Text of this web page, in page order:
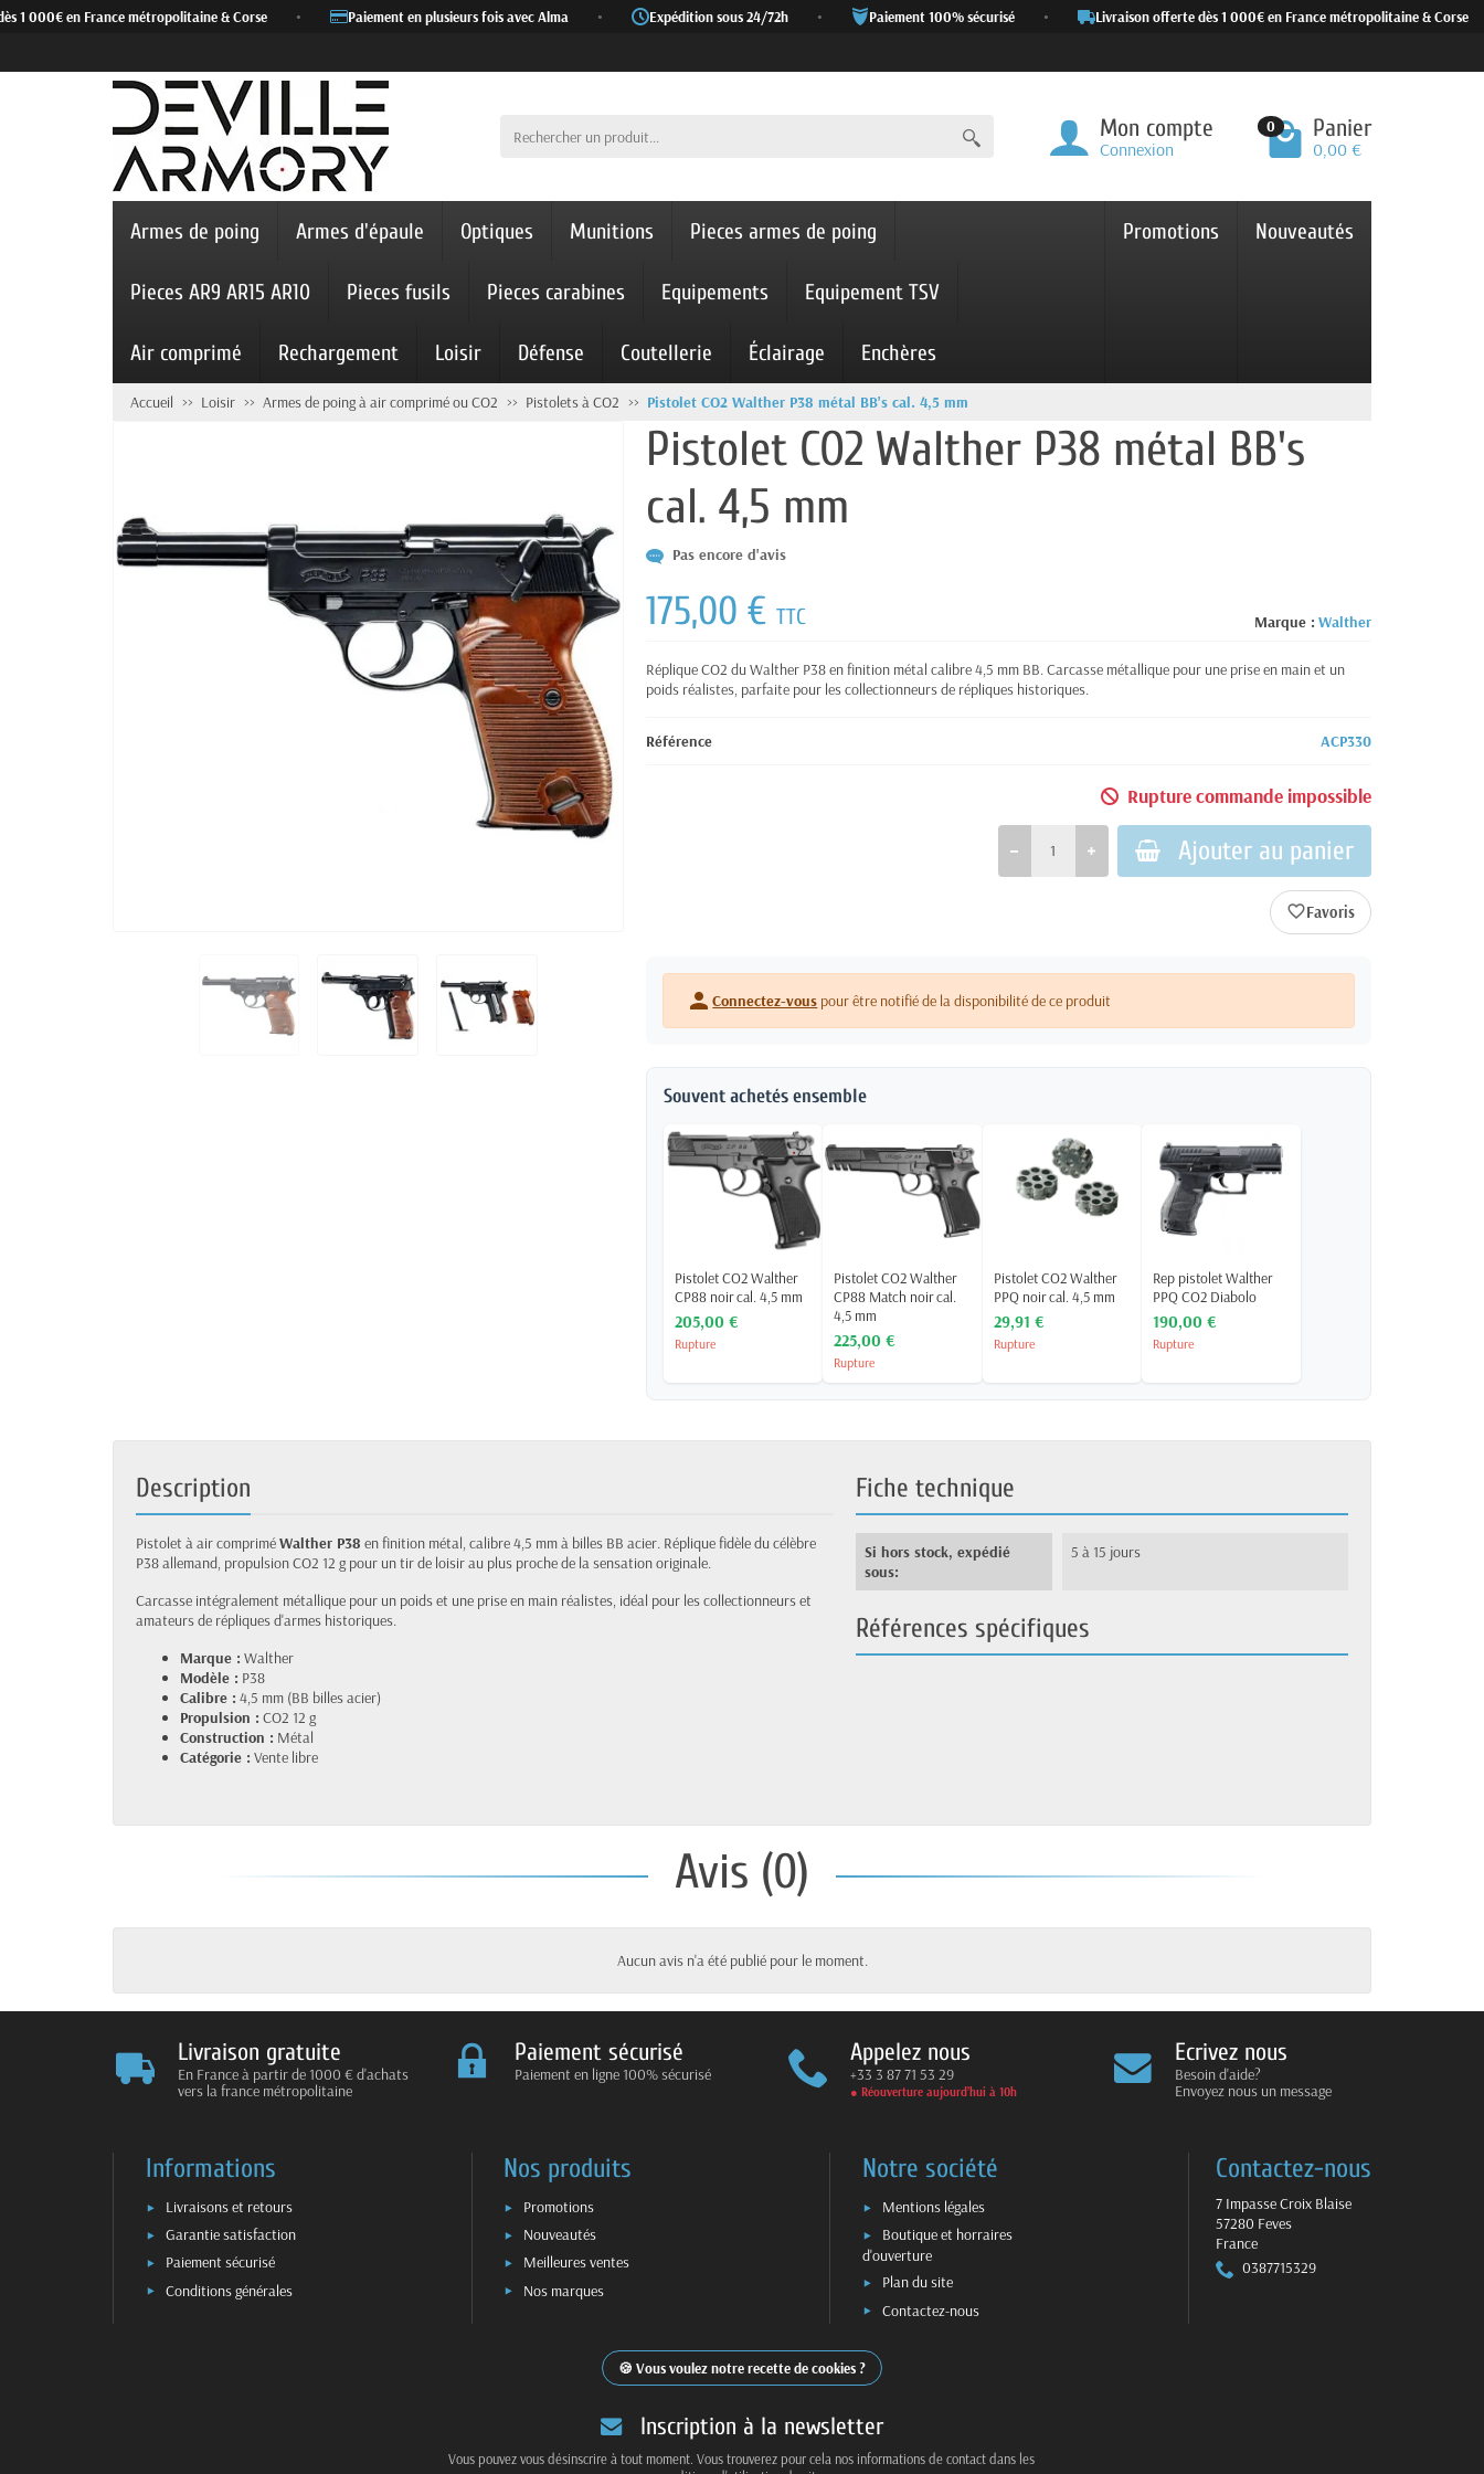
000€ en France métropolitaine & Corse Paiement en plusieurs fois avec Alma Expédition sous 24/72h Paiement 100% sécurisé Livraison offerte dès 1 000€ en France métropolitaine & Corse
Mon compte
Connexion
0 Panier
0,00 €
Armes de poing Armes d'épaule Optiques Munitions Pieces armes de poing
Pieces AR9 AR15 AR10 Pieces fusils Pieces carabines Equipements Equipement TSV
Air comprimé Rechargement Loisir Défense Coutellerie Éclairage Enchères
Promotions Nouveautés
Accueil Loisir Armes de poing à air comprimé ou CO2 Pistolets à CO2 Pistolet CO2 Walther P38 métal BB's cal. 4,5 mm
Pistolet CO2 Walther P38 métal BB's
cal. 4,5 mm
Pas encore d'avis
Marque : Walther
175,00 €TTC
Réplique CO2 du Walther P38 en finition métal calibre 4,5 mm BB. Carcasse métallique pour une prise en main et un
poids réalistes, parfaite pour les collectionneurs de répliques historiques.
Référence ACP330
Rupture commande impossible
Ajouter au panier
favorite_border
personConnectez-vous pour être notifié de la disponibilité de ce produit
Souvent achetés ensemble
Pistolet CO2 Walther
CP88 noir cal. 4,5 mm
205,00 €
Rupture
Pistolet CO2 Walther
CP88 Match noir cal.
4,5 mm
225,00 €
Rupture
Pistolet CO2 Walther
PPQ noir cal. 4,5 mm
29,91 €
Rupture
Rep pistolet Walther
PPQ CO2 Diabolo
190,00 €
Rupture
Description
Pistolet à air compriméWalther P38 en finition métal, calibre 4,5 mm à billes BB acier. Réplique fidèle du célèbre
P38 allemand, propulsion CO2 12 g pour un tir de loisir au plus proche de la sensation originale.
Carcasse intégralement métallique pour un poids et une prise en main réalistes, idéal pour les collectionneurs et
amateurs de répliques d'armes historiques.
Marque : Walther
Modèle : P38
Calibre : 4,5 mm (BB billes acier)
Propulsion : CO2 12 g
Construction : Métal
Catégorie : Vente libre
Fiche technique
Si hors stock, expédié
sous:
5 à 15 jours
Références spécifiques
Avis (0)
Aucun avis n'a été publié pour le moment.
Livraison gratuite
En France à partir de 1000 € d'achats
vers la france métropolitaine
Paiement sécurisé
Paiement en ligne 100% sécurisé
Appelez nous
+33 3 87 71 53 29
● Réouverture aujourd’hui à 10h
Ecrivez nous
Besoin d'aide?
Envoyez nous un message
Informations
Livraisons et retours
Garantie satisfaction
Paiement sécurisé
Conditions générales
Nos produits
Promotions
Nouveautés
Meilleures ventes
Nos marques
Notre société
Mentions légales
Boutique et horraires
d'ouverture
Plan du site
Contactez-nous
Contactez-nous
7 Impasse Croix Blaise
57280 Feves
France
0387715329
Vous voulez notre recette de cookies ?
Inscription à la newsletter
Vous pouvez vous désinscrire à tout moment. Vous trouverez pour cela nos informations de contact dans les